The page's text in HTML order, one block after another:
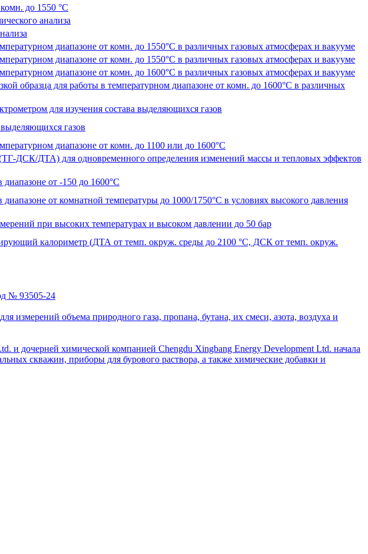
до 1550 °C
анализа
диапазоне от комн. до 1550°С в различных газовых атмосферах и вакууме
диапазоне от комн. до 1550°С в различных газовых атмосферах и вакууме
диапазоне от комн. до 1600°С в различных газовых атмосферах и вакууме
образца для работы в температурном диапазоне от комн. до 1600°С в различных
для изучения состава выделяющихся газов
выделяющихся газов
диапазоне от комн. до 1100 или до 1600°С
ДСК/ДТА) для одновременного определения изменений массы и тепловых эффектов
от -150 до 1600°С
от комнатной температуры до 1000/1750°С в условиях высокого давления
при высоких температурах и высоком давлении до 50 бар
калориметр (ДТА от темп. окруж. среды до 2100 °С, ДСК от темп. окруж.
№ 93505-24
измерений объема природного газа, пропана, бутана, их смеси, азота, воздуха и
и дочерней химической компанией Chengdu Xingbang Energy Development Ltd. начала
скважин, приборы для бурового раствора, а также химические добавки и